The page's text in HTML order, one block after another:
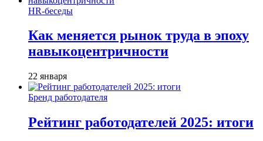
HR-беседы
Как меняется рынок труда в эпоху
навыкоцентричности
22 января
Бренд работодателя
Рейтинг работодателей 2025: итоги